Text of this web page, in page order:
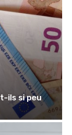
ils si peu